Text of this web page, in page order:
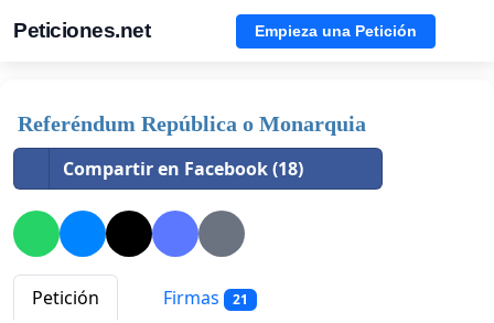
Peticiones.net Empieza una Petición
Referéndum República o Monarquia
Compartir en Facebook (18)
Petición Firmas 21